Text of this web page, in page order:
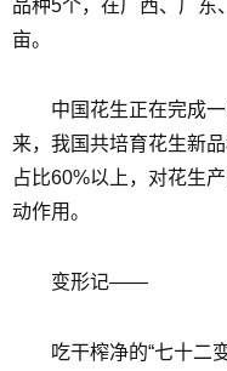
品种5个，在广西、广东
亩。
中国花生正在完成一
来，我国共培育花生新
占比60%以上，对花生
动作用。
变形记——
吃干榨净的“七十二